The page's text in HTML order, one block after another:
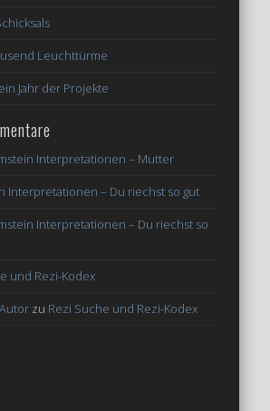
Leuchttürme
Jahr der Projekte
Interpretationen – Mutter
Interpretationen – Du riechst so gut
Interpretationen – Du riechst so
und Rezi-Kodex
zu Rezi Suche und Rezi-Kodex